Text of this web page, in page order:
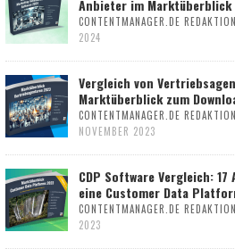
Anbieter im Marktüberblick
CONTENTMANAGER.DE REDAKTION
2024
Vergleich von
Marktüberblick zum
CONTENTMANAGER.DE REDAKTION
NOVEMBER 2023
CDP Software Vergleich:
eine Customer Data
CONTENTMANAGER.DE REDAKTION
2023